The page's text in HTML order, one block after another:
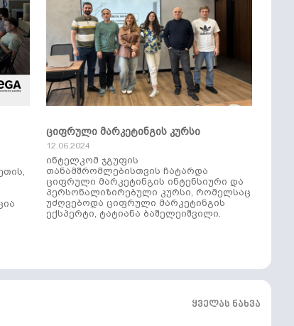
ციფრული მარკეტინგის კურსი
12.06.2024
ინტელკომ ჯგუფის
თანამშრომლებისთვის ჩატარდა
ციფრული მარკეტინგის ინტენსიური და
პერსონალიზირებული კურსი, რომელსაც
უძღვებოდა ციფრული მარკეტინგის
ექსპერტი, ტატიანა ბაშელეიშვილი.
ყველას ნახვა